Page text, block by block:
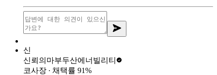
신
신뢰의마부두산에너빌리티
코사장 ∙ 채택률 91%